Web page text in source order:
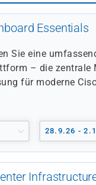
Essentials
Sie eine
– die zentrale
für moderne
28.9.26 -